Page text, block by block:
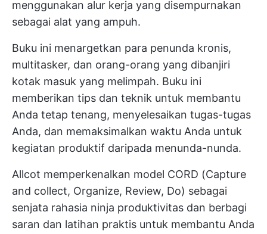
menggunakan alur kerja yang disempurnakan
sebagai alat yang ampuh.
Buku ini menargetkan para penunda kronis,
multitasker, dan orang-orang yang dibanjiri
kotak masuk yang melimpah. Buku ini
memberikan tips dan teknik untuk membantu
Anda tetap tenang, menyelesaikan tugas-tugas
Anda, dan memaksimalkan waktu Anda untuk
kegiatan produktif daripada menunda-nunda.
Allcot memperkenalkan model CORD (Capture
and collect, Organize, Review, Do) sebagai
senjata rahasia ninja produktivitas dan berbagi
saran dan latihan praktis untuk membantu Anda